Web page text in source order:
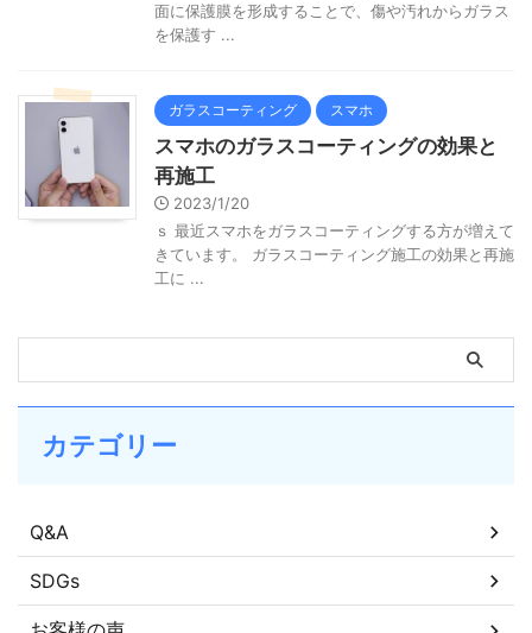
面に保護膜を形成することで、傷や汚れからガラス
を保護す ...
ガラスコーティング スマホ
スマホのガラスコーティングの効果と
再施工
2023/1/20
ｓ 最近スマホをガラスコーティングする方が増えて
きています。 ガラスコーティング施工の効果と再施
工に ...
カテゴリー
Q&A
SDGs